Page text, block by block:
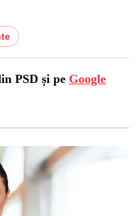
PSD și pe Google